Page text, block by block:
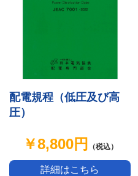
配電規程（低圧及び高
圧）
￥8,800円 （税込）
詳細はこちら